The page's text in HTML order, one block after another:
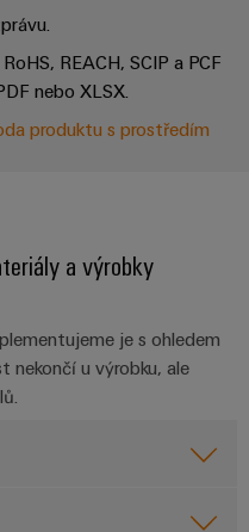
REACH, SCIP a PCF
nebo XLSX.
produktu s prostředím
a výrobky
je s ohledem
nekončí u výrobku, ale